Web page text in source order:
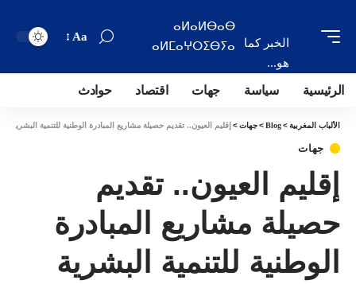
الخبر كما
هو...
ⴰⵍⴰⵍⴱⴰⴱ
ⴰⵍⵎⴰⵖⵔⵉⴱⵢⴰ
Aa
الرئيسية سياسة جهات اقتصاد حوادث
الألباب المغربية>
Blog
>جهات> إقليم العيون.. تقديم حصيلة مشاريع المبادرة الوطنية للتنمية البشرية سنة
جهات
إقليم العيون.. تقديم
حصيلة مشاريع المبادرة
الوطنية للتنمية البشرية